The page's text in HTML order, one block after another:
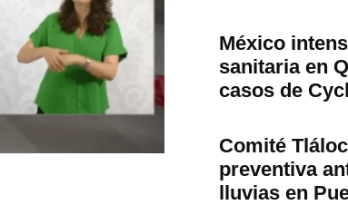
México
sanitaria en
casos de
Comité
preventiva
lluvias en